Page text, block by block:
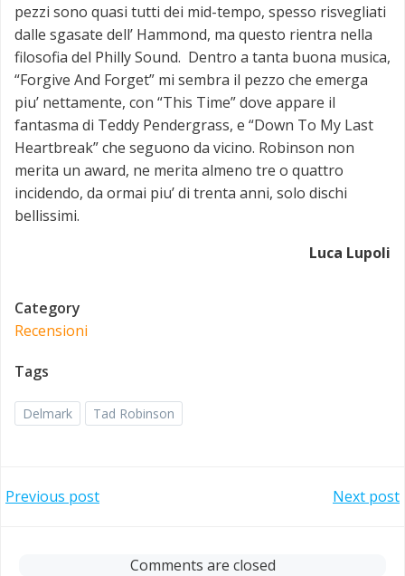
pezzi sono quasi tutti dei mid-tempo, spesso risvegliati
dalle sgasate dell’ Hammond, ma questo rientra nella
filosofia del Philly Sound. Dentro a tanta buona musica,
“Forgive And Forget” mi sembra il pezzo che emerga
piu’ nettamente, con “This Time” dove appare il
fantasma di Teddy Pendergrass, e “Down To My Last
Heartbreak” che seguono da vicino. Robinson non
merita un award, ne merita almeno tre o quattro
incidendo, da ormai piu’ di trenta anni, solo dischi
bellissimi.
Luca Lupoli
Category
Recensioni
Tags
Delmark Tad Robinson
Post
navigation
Previous post
navigation
Next post
Comments are closed